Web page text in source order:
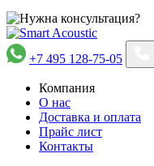
+7 495 128-75-05
Компания
О нас
Доставка и оплата
Прайс лист
Контакты